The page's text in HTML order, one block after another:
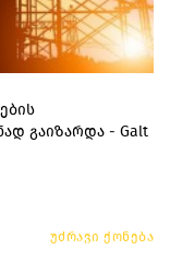
გაიზარდა - Galt
უძრავი ქონება